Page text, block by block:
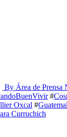
By Área de Prensa
#
Oxcal #
Curruchich